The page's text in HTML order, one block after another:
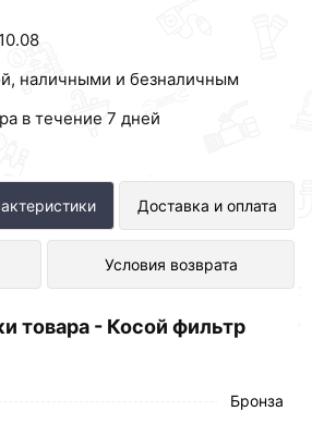
наличными и безналичным
в течение 7 дней
Доставка и оплата
Условия возврата
1,1/4 ViEiR
интернет-магазине
отличной цене за шт
товара - Косой фильтр
Бронза